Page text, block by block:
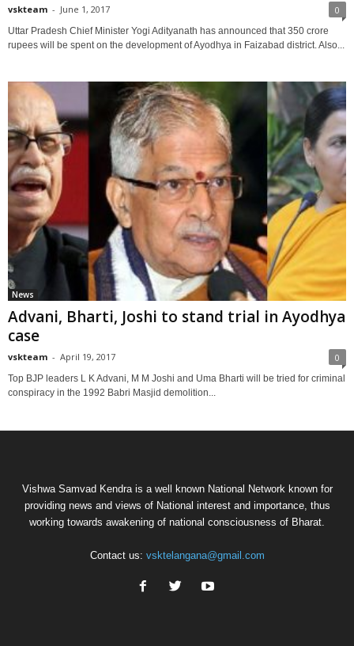
vskteam - June 1, 2017 0
Uttar Pradesh Chief Minister Yogi Adityanath has announced that 350 crore
rupees will be spent on the development of Ayodhya in Faizabad district. Also...
News
Advani, Bharti, Joshi to stand trial in Ayodhya
case
vskteam - April 19, 2017 0
Top BJP leaders L K Advani, M M Joshi and Uma Bharti will be tried for criminal
conspiracy in the 1992 Babri Masjid demolition...
Vishwa Samvad Kendra is a well known National Network known for
providing news and views of National interest and importance, thus
working towards awakening of national consciousness of Bharat.
Contact us: vsktelangana@gmail.com